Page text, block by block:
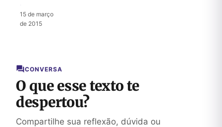
15 de março
de 2015
CONVERSA
O que esse texto te
despertou?
Compartilhe sua reflexão, dúvida ou